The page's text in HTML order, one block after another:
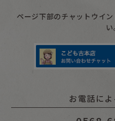
ページ下部のチャットウイ
い
お電話に